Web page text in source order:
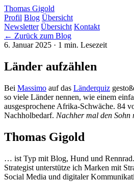
Thomas Gigold
Profil Blog Übersicht
Newsletter Übersicht Kontakt
← Zurück zum Blog
6. Januar 2025 · 1 min. Lesezeit
Länder aufzählen
Bei Massimo auf das Länderquiz
so viele Länder nennen, wie einem
ausgesprochene Afrika-Schwäche. 84
Nachholbedarf. Nachher mal den Sohn
Thomas Gigold
… ist Typ mit Blog, Hund und
Strategist unterstütze ich Marken mit
Social Media und digitaler